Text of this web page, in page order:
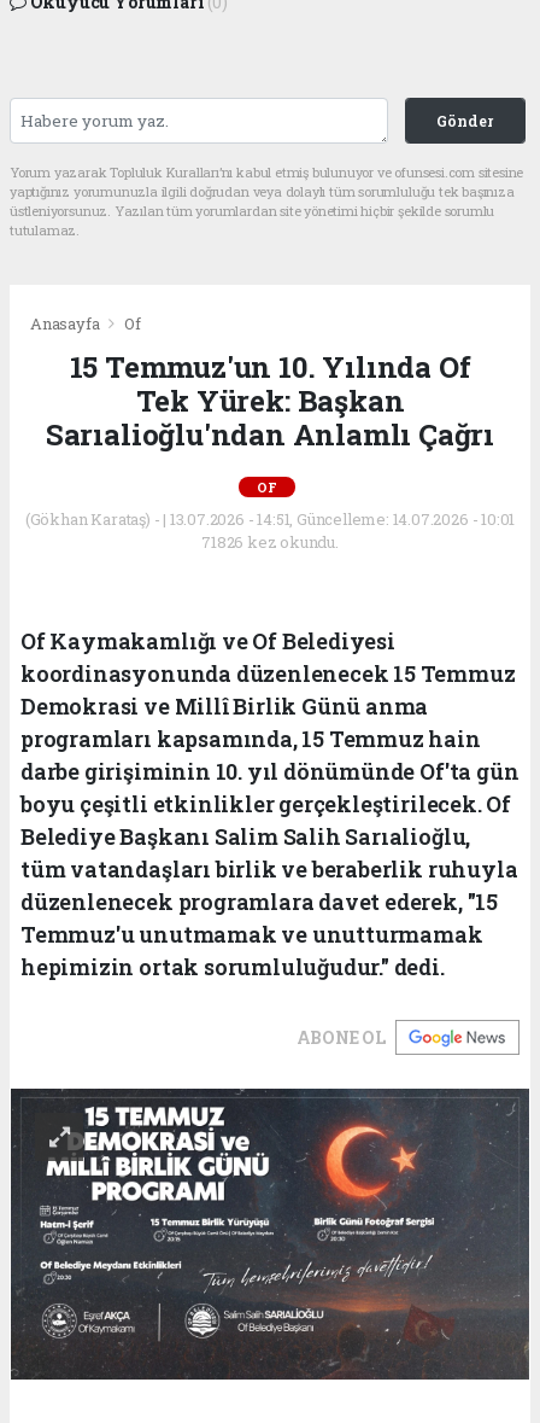
Gönder
Yorum yazarak Topluluk Kuralları’nı kabul etmiş bulunuyor ve ofunsesi.com sitesine
yaptığınız yorumunuzla ilgili doğrudan veya dolaylı tüm sorumluluğu tek başınıza
üstleniyorsunuz. Yazılan tüm yorumlardan site yönetimi hiçbir şekilde sorumlu
tutulamaz.
Anasayfa Of
15 Temmuz'un 10. Yılında Of
Tek Yürek: Başkan
Sarıalioğlu'ndan Anlamlı Çağrı
OF
(Gökhan Karataş) - | 13.07.2026 - 14:51, Güncelleme: 14.07.2026 - 10:01
71826 kez okundu.
Of Kaymakamlığı ve Of Belediyesi
koordinasyonunda düzenlenecek 15 Temmuz
Demokrasi ve Millî Birlik Günü anma
programları kapsamında, 15 Temmuz hain
darbe girişiminin 10. yıl dönümünde Of'ta gün
boyu çeşitli etkinlikler gerçekleştirilecek. Of
Belediye Başkanı Salim Salih Sarıalioğlu,
tüm vatandaşları birlik ve beraberlik ruhuyla
düzenlenecek programlara davet ederek, "15
Temmuz'u unutmamak ve unutturmamak
hepimizin ortak sorumluluğudur." dedi.
ABONE OL